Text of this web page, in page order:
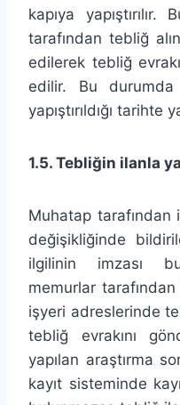
kapıya
tarafından tebliğ
edilerek tebliğ
edilir. Bu durumda
yapıştırıldığı tarihte
1.5. Tebliğin ilanla
Muhatap
değişikliğinde
ilgilinin imzası
memurlar
işyeri adreslerinde
tebliğ evrakını
yapılan araştırma
kayıt sisteminde